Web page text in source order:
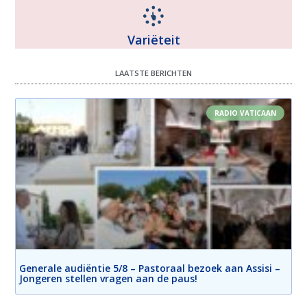
Variëteit
LAATSTE BERICHTEN
RADIO VATICAAN
Generale audiëntie 5/8 – Pastoraal bezoek aan Assisi –
Jongeren stellen vragen aan de paus!